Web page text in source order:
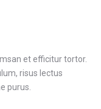
et efficitur tortor.
risus lectus
purus.